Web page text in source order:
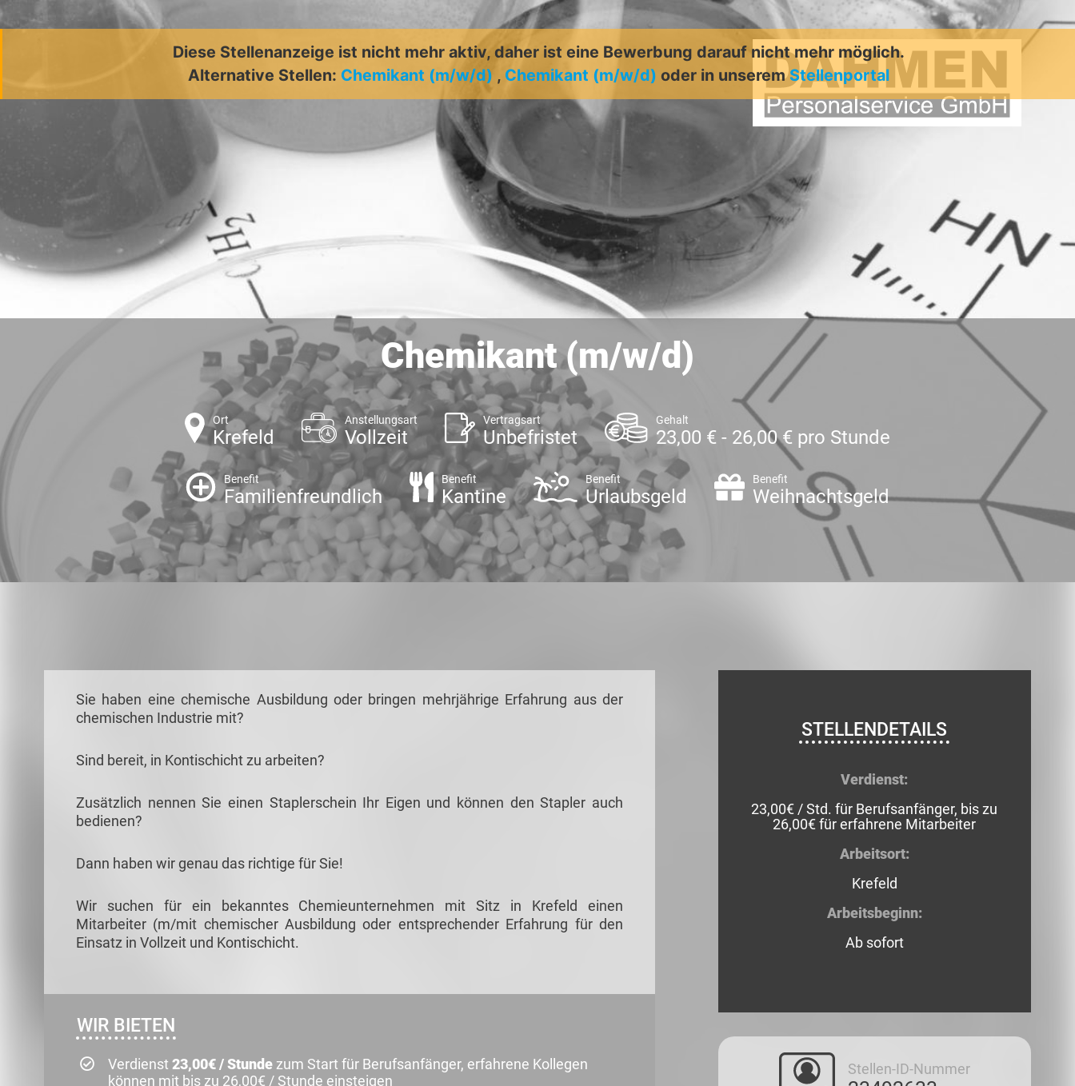
Diese Stellenanzeige ist nicht mehr aktiv, daher ist eine Bewerbung darauf nicht mehr möglich.
Alternative Stellen: Chemikant (m/w/d) , Chemikant (m/w/d) oder in unseremStellenportal
Chemikant (m/w/d)
Ort
Krefeld
Anstellungsart
Vollzeit
Vertragsart
Unbefristet
Gehalt
23,00 € - 26,00 € pro Stunde
Benefit
Familienfreundlich
Benefit
Kantine
Benefit
Urlaubsgeld
Benefit
Weihnachtsgeld
Sie haben einechemische Ausbildung oder bringen mehrjährige Erfahrung aus der
chemischen Industrie mit?
Sind bereit, in Kontischicht zu arbeiten?
Zusätzlich nennen Sie einen Staplerschein Ihr Eigen und können den Stapler auch
bedienen?
Dann haben wir genau das richtige für Sie!
Wir suchen für ein bekanntes Chemieunternehmen mit Sitz in Krefeld einen
Mitarbeiter (m/mit chemischer Ausbildung oder entsprechender Erfahrung für den
Einsatz in Vollzeit und Kontischicht.
WIR BIETEN
Verdienst 23,00€ / Stunde zum Start für Berufsanfänger, erfahrene Kollegen
können mit bis zu 26,00€ / Stunde einsteigen
STELLENDETAILS
Verdienst:
23,00€ / Std. für Berufsanfänger, bis zu
26,00€ für erfahrene Mitarbeiter
Arbeitsort:
Krefeld
Arbeitsbeginn:
Ab sofort
Stellen-ID-Nummer